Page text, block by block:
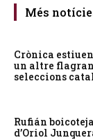
Més
Crònica
un altre
seleccions
Rufián
d’Oriol